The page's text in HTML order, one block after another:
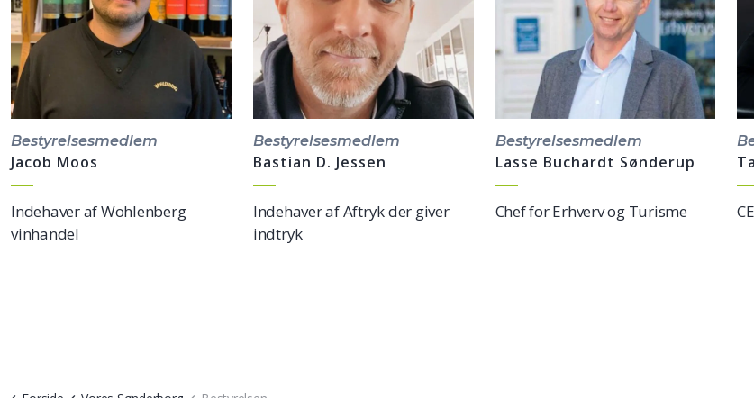
Bestyrelsesmedlem
Jacob Moos
Indehaver af Wohlenberg
vinhandel
Bestyrelsesmedlem
Bastian D. Jessen
Indehaver af Aftryk der giver
indtryk
Bestyrelsesmedlem
Lasse Buchardt Sønderup
Chef for Erhverv og Turisme